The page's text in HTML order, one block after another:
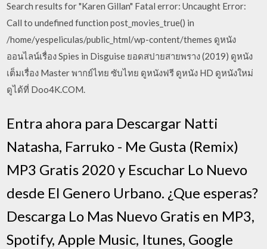
Search results for "Karen Gillan" Fatal error: Uncaught Error:
Call to undefined function post_movies_true() in
/home/yespeliculas/public_html/wp-content/themes ดูหนัง
ออนไลน์เรื่อง Spies in Disguise ยอดสปายสายพราง (2019) ดูหนัง
เต็มเรื่อง Master พากย์ไทย ซับไทย ดูหนังฟรี ดูหนัง HD ดูหนังใหม่
ดูได้ที่ Doo4K.COM.
Entra ahora para Descargar Natti
Natasha, Farruko - Me Gusta (Remix)
MP3 Gratis 2020 y Escuchar Lo Nuevo
desde El Genero Urbano. ¿Que esperas?
Descarga Lo Mas Nuevo Gratis en MP3,
Spotify, Apple Music, Itunes, Google